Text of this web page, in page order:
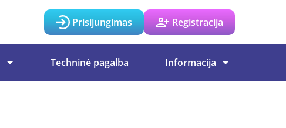
Prisijungimas Registracija
Techninė pagalba Informacija